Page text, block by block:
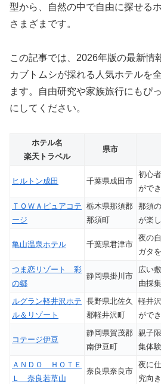
型から、自然の中で自由に探せる
さまざまです。
この記事では、2026年版の最新情
カブトムシが採れる人気ホテルを
ます。自由研究や家族旅行にもぴ
にしてください。
ホテル名
楽天トラベル
県市
ヒルトン成田 千葉県成田市
初心
がで
ＴＯＷＡピュアコテ
ージ
栃木県那須郡
那須町
那須
が楽
亀山温泉ホテル 千葉県君津市
夜の
ガタ
つま恋リゾート 彩
の郷
静岡県掛川市
広い
由採
ルグラン軽井沢ホテ
ル＆リゾート
長野県北佐久
郡軽井沢町
軽井
がで
コテージ伊豆
静岡県賀茂郡
南伊豆町
親子
集体
ＡＮＤＯ ＨＯＴＥ
Ｌ 奈良若草山
奈良県奈良市
夜に
究向